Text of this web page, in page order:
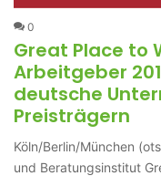
0
Great Place to
Arbeitgeber
deutsche
Preisträgern
Köln/Berlin/München
und Beratungsinstitut